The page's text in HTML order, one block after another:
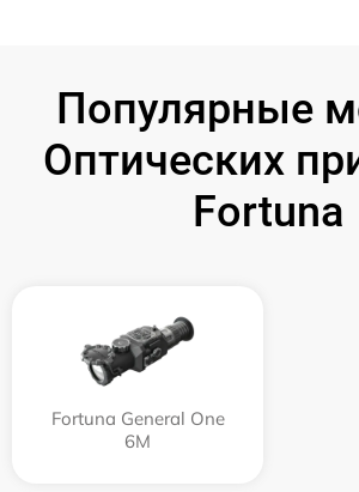
Популярные
Оптических
Fortuna
Fortuna General One
6M